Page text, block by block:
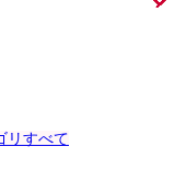
リすべて